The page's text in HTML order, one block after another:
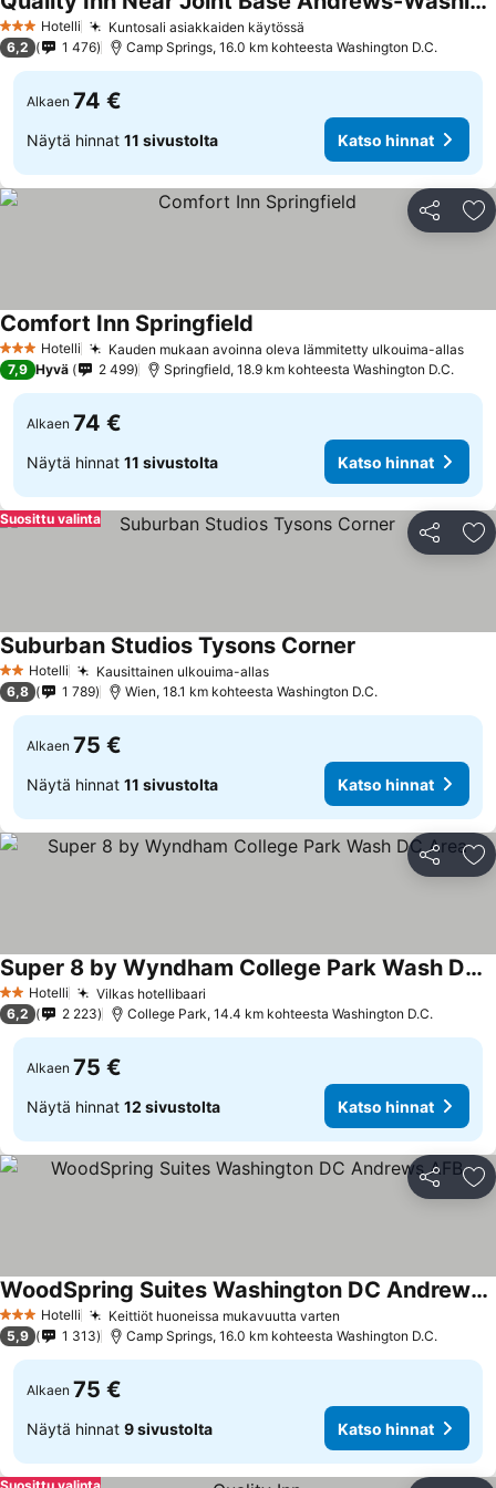
3 Tähtiluokitus
Hotelli Kuntosali asiakkaiden käytössä
Katso hinnat
6,2 1 476 Camp Springs, 16.0 km kohteesta Washington D.C.
Alkaen 74 €
Näytä hinnat 11 sivustolta Katso hinnat
Jaa
3 Tähtiluokitus
Hotelli Kauden mukaan avoinna oleva lämmitetty ulkouima-allas
Comfort Inn Springfield
7,9 Hyvä 2 499 Springfield, 18.9 km kohteesta Washington D.C.
Alkaen 74 €
Näytä hinnat 11 sivustolta Katso hinnat
Jaa
Suosittu valinta
2 Tähtiluokitus
Hotelli Kausittainen ulkouima-allasKatso hinnat
Suburban Studios Tysons Corner
6,8 1 789 Wien, 18.1 km kohteesta Washington D.C.
Alkaen 75 €
Näytä hinnat 11 sivustolta Katso hinnat
Jaa
2 Tähtiluokitus
Hotelli Vilkas hotellibaari
Super 8 by Wyndham College Park Wash DC Area
Katso hinnat
6,2 2 223 College Park, 14.4 km kohteesta Washington D.C.
Alkaen 75 €
Näytä hinnat 12 sivustolta Katso hinnat
Jaa
3 Tähtiluokitus
Hotelli Keittiöt huoneissa mukavuutta varten
WoodSpring Suites Washington DC Andrews AFB
Katso hinnat
5,9 1 313 Camp Springs, 16.0 km kohteesta Washington D.C.
Alkaen 75 €
Näytä hinnat 9 sivustolta Katso hinnat